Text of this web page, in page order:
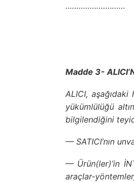
………………………
Madde 3-
ALICI, aşağıdaki
yükümlülüğü
bilgilendiğini
— SATICI’nın
— Ürün(ler)’in
araçlar-